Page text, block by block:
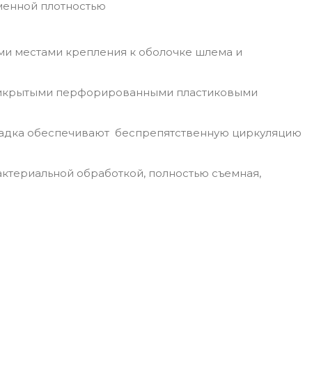
плотностью
местами крепления к оболочке шлема и
перфорированными пластиковыми
обеспечивают беспрепятственную циркуляцию
обработкой, полностью съемная,